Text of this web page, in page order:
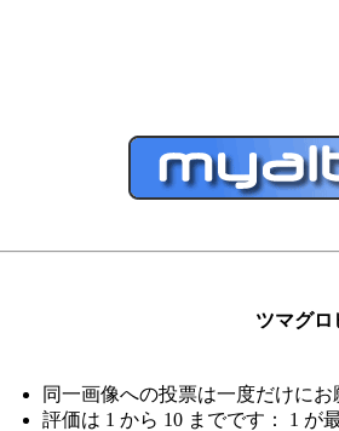
ツマグロ
同一画像への投票は一度だけにお
評価は 1 から 10 までです： 1 が